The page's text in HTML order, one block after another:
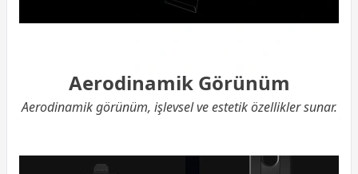
Aerodinamik Görünüm
Aerodinamik görünüm, işlevsel ve estetik özellikler sunar.